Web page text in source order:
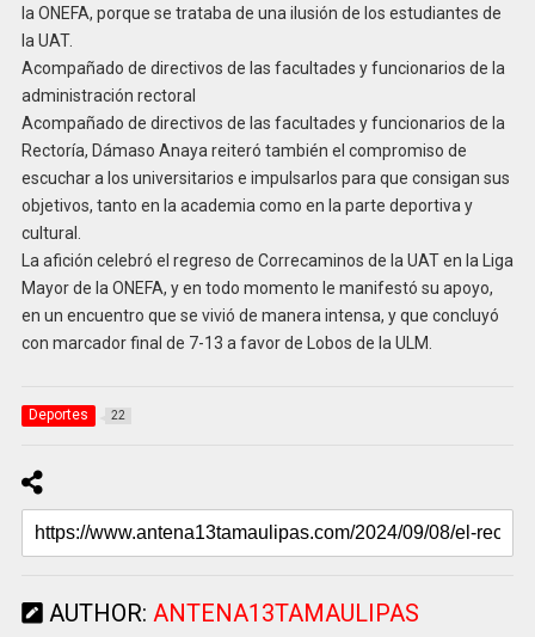
la ONEFA, porque se trataba de una ilusión de los estudiantes de
la UAT.
Acompañado de directivos de las facultades y funcionarios de la
administración rectoral
Acompañado de directivos de las facultades y funcionarios de la
Rectoría, Dámaso Anaya reiteró también el compromiso de
escuchar a los universitarios e impulsarlos para que consigan sus
objetivos, tanto en la academia como en la parte deportiva y
cultural.
La afición celebró el regreso de Correcaminos de la UAT en la Liga
Mayor de la ONEFA, y en todo momento le manifestó su apoyo,
en un encuentro que se vivió de manera intensa, y que concluyó
con marcador final de 7-13 a favor de Lobos de la ULM.
Deportes 22
AUTHOR: ANTENA13TAMAULIPAS